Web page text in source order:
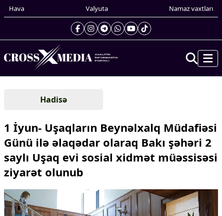
Hava Valyuta Namaz vaxtları
Gündəm
Xarici xəbərlər
Cənubi Qafqaz
Türk Dünyası
Yaxın Şərq
Avropa
Amerika
Asiya
Afrika
Hadisə
1 İyun- Uşaqların Beynəlxalq Müdafiəsi
Günü ilə əlaqədar olaraq Bakı şəhəri 2
saylı Uşaq evi sosial xidmət müəssisəsi
ziyarət olunub